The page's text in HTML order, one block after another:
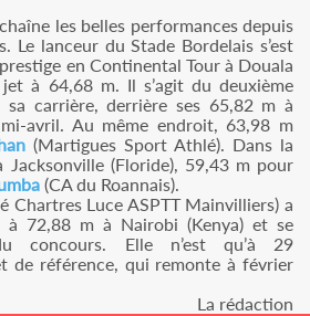
les belles performances depuis
Le lanceur du Stade Bordelais s’est
en Continental Tour à Douala
à 64,68 m. Il s’agit du deuxième
sa carrière, derrière ses 65,82 m à
mi-avril. Au même endroit, 63,98 m
(Martigues Sport Athlé). Dans la
Jacksonville (Floride), 59,43 m pour
(CA du Roannais).
Chartres Luce ASPTT Mainvilliers) a
à 72,88 m à Nairobi (Kenya) et se
concours. Elle n’est qu’à 29
de référence, qui remonte à février
La rédaction